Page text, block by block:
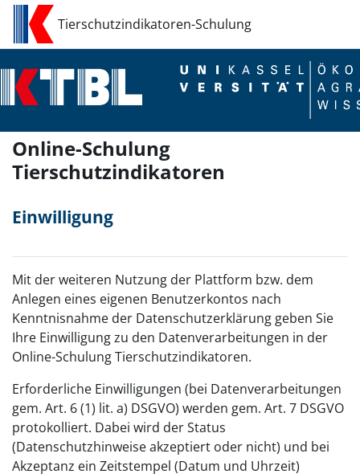
Zum Hauptinhalt
Tierschutzindikatoren-Schulung
Online-Schulung
Tierschutzindikatoren
Einwilligung
Mit der weiteren Nutzung der Plattform bzw. dem
Anlegen eines eigenen Benutzerkontos nach
Kenntnisnahme der Datenschutzerklärung geben Sie
Ihre Einwilligung zu den Datenverarbeitungen in der
Online-Schulung Tierschutzindikatoren.
Erforderliche Einwilligungen (bei Datenverarbeitungen
gem. Art. 6 (1) lit. a) DSGVO) werden gem. Art. 7 DSGVO
protokolliert. Dabei wird der Status
(Datenschutzhinweise akzeptiert oder nicht) und bei
Akzeptanz ein Zeitstempel (Datum und Uhrzeit)